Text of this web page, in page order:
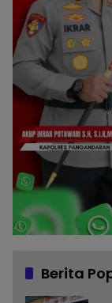
Berita